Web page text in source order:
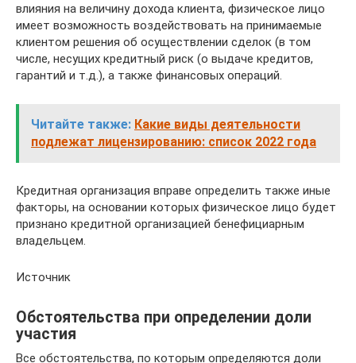
влияния на величину дохода клиента, физическое лицо
имеет возможность воздействовать на принимаемые
клиентом решения об осуществлении сделок (в том
числе, несущих кредитный риск (о выдаче кредитов,
гарантий и т.д.), а также финансовых операций.
Читайте также: Какие виды деятельности
подлежат лицензированию: список 2022 года
Кредитная организация вправе определить также иные
факторы, на основании которых физическое лицо будет
признано кредитной организацией бенефициарным
владельцем.
Источник
Обстоятельства при определении доли
участия
Все обстоятельства, по которым определяются доли